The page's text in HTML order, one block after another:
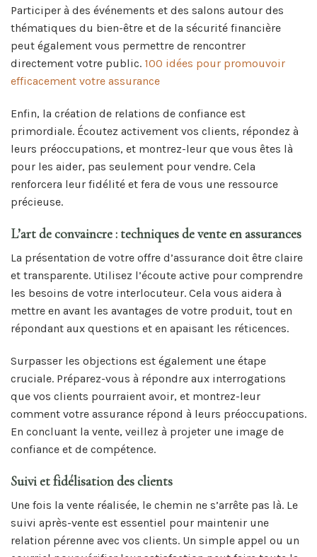
Participer à des événements et des salons autour des
thématiques du bien-être et de la sécurité financière
peut également vous permettre de rencontrer
directement votre public. 100 idées pour promouvoir
efficacement votre assurance
Enfin, la création de relations de confiance est
primordiale. Écoutez activement vos clients, répondez à
leurs préoccupations, et montrez-leur que vous êtes là
pour les aider, pas seulement pour vendre. Cela
renforcera leur fidélité et fera de vous une ressource
précieuse.
L’art de convaincre : techniques de vente en assurances
La présentation de votre offre d’assurance doit être claire
et transparente. Utilisez l’écoute active pour comprendre
les besoins de votre interlocuteur. Cela vous aidera à
mettre en avant les avantages de votre produit, tout en
répondant aux questions et en apaisant les réticences.
Surpasser les objections est également une étape
cruciale. Préparez-vous à répondre aux interrogations
que vos clients pourraient avoir, et montrez-leur
comment votre assurance répond à leurs préoccupations.
En concluant la vente, veillez à projeter une image de
confiance et de compétence.
Suivi et fidélisation des clients
Une fois la vente réalisée, le chemin ne s’arrête pas là. Le
suivi après-vente est essentiel pour maintenir une
relation pérenne avec vos clients. Un simple appel ou un